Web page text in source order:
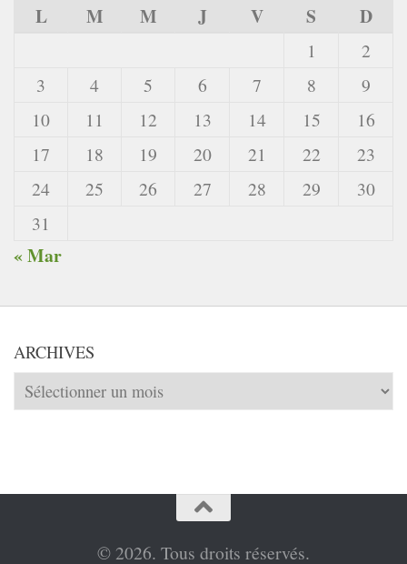
L M M J V S D
1
2
3
4 5 6 7 8
9
10
11 12 13 14 15
16
17
18 19 20 21 22
23
24
25 26 27 28 29
30
31
« Mar
ARCHIVES
Archives
© 2026. Tous droits réservés.